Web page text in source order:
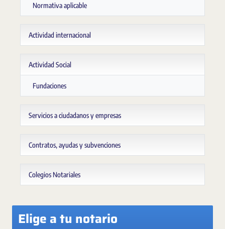
Normativa aplicable
Actividad internacional
Actividad Social
Fundaciones
Servicios a ciudadanos y empresas
Contratos, ayudas y subvenciones
Colegios Notariales
Elige a tu notario